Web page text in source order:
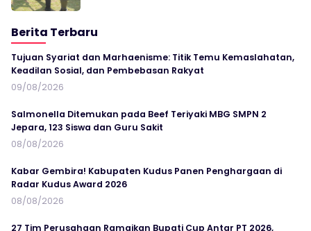
Berita Terbaru
Tujuan Syariat dan Marhaenisme: Titik Temu Kemaslahatan,
Keadilan Sosial, dan Pembebasan Rakyat
09/08/2026
Salmonella Ditemukan pada Beef Teriyaki MBG SMPN 2
Jepara, 123 Siswa dan Guru Sakit
08/08/2026
Kabar Gembira! Kabupaten Kudus Panen Penghargaan di
Radar Kudus Award 2026
08/08/2026
27 Tim Perusahaan Ramaikan Bupati Cup Antar PT 2026,